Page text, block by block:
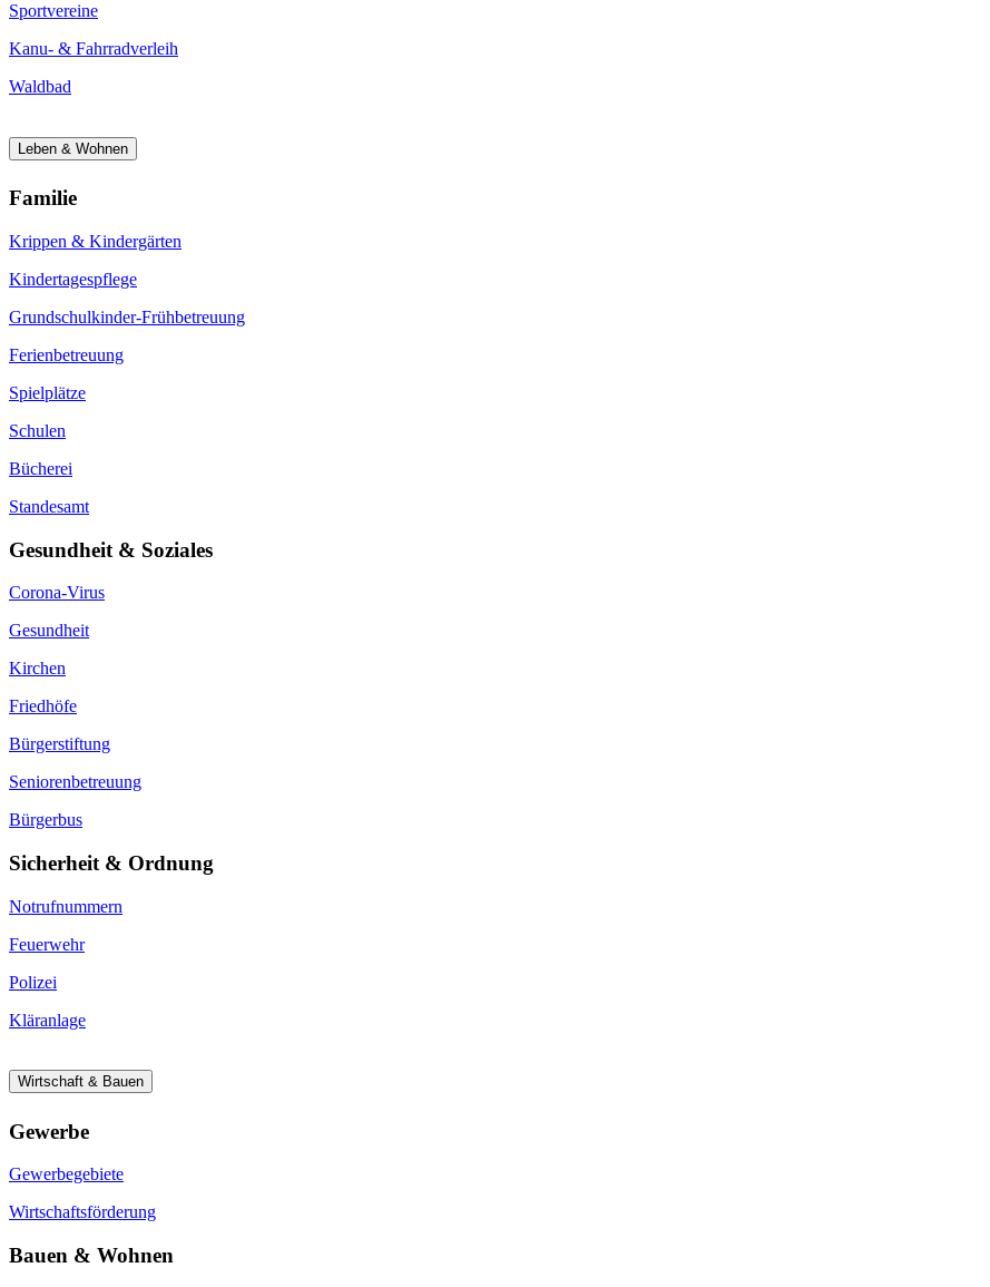
Sportvereine
Kanu- & Fahrradverleih
Waldbad
Leben & Wohnen
Familie
Krippen & Kindergärten
Kindertagespflege
Grundschulkinder-Frühbetreuung
Ferienbetreuung
Spielplätze
Schulen
Bücherei
Standesamt
Gesundheit & Soziales
Corona-Virus
Gesundheit
Kirchen
Friedhöfe
Bürgerstiftung
Seniorenbetreuung
Bürgerbus
Sicherheit & Ordnung
Notrufnummern
Feuerwehr
Polizei
Kläranlage
Wirtschaft & Bauen
Gewerbe
Gewerbegebiete
Wirtschaftsförderung
Bauen & Wohnen